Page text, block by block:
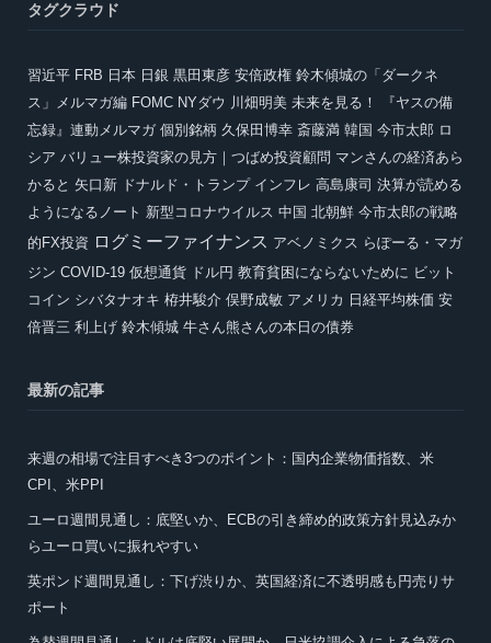
タグクラウド
習近平 FRB 日本 日銀 黒田東彦 安倍政権 鈴木傾城の「ダークネ
ス」メルマガ編 FOMC NYダウ 川畑明美 未来を見る！ 『ヤスの備
忘録』連動メルマガ 個別銘柄 久保田博幸 斎藤満 韓国 今市太郎 ロ
シア バリュー株投資家の見方｜つばめ投資顧問 マンさんの経済あら
かると 矢口新 ドナルド・トランプ インフレ 高島康司 決算が読める
ようになるノート 新型コロナウイルス 中国 北朝鮮 今市太郎の戦略
的FX投資 ログミーファイナンス アベノミクス らぽーる・マガ
ジン COVID-19 仮想通貨 ドル円 教育貧困にならないために ビット
コイン シバタナオキ 栫井駿介 俣野成敏 アメリカ 日経平均株価 安
倍晋三 利上げ 鈴木傾城 牛さん熊さんの本日の債券
最新の記事
来週の相場で注目すべき3つのポイント：国内企業物価指数、米
CPI、米PPI
ユーロ週間見通し：底堅いか、ECBの引き締め的政策方針見込みか
らユーロ買いに振れやすい
英ポンド週間見通し：下げ渋りか、英国経済に不透明感も円売りサ
ポート